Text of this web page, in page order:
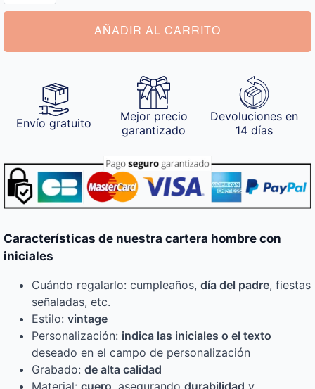
Iniciales
AÑADIR AL CARRITO
Envío gratuito
Mejor precio
garantizado
Devoluciones en
14 días
Características de nuestra cartera hombre con
iniciales
Cuándo regalarlo: cumpleaños, día del padre, fiestas
señaladas, etc.
Estilo: vintage
Personalización: indica las iniciales o el texto
deseado en el campo de personalización
Grabado: de alta calidad